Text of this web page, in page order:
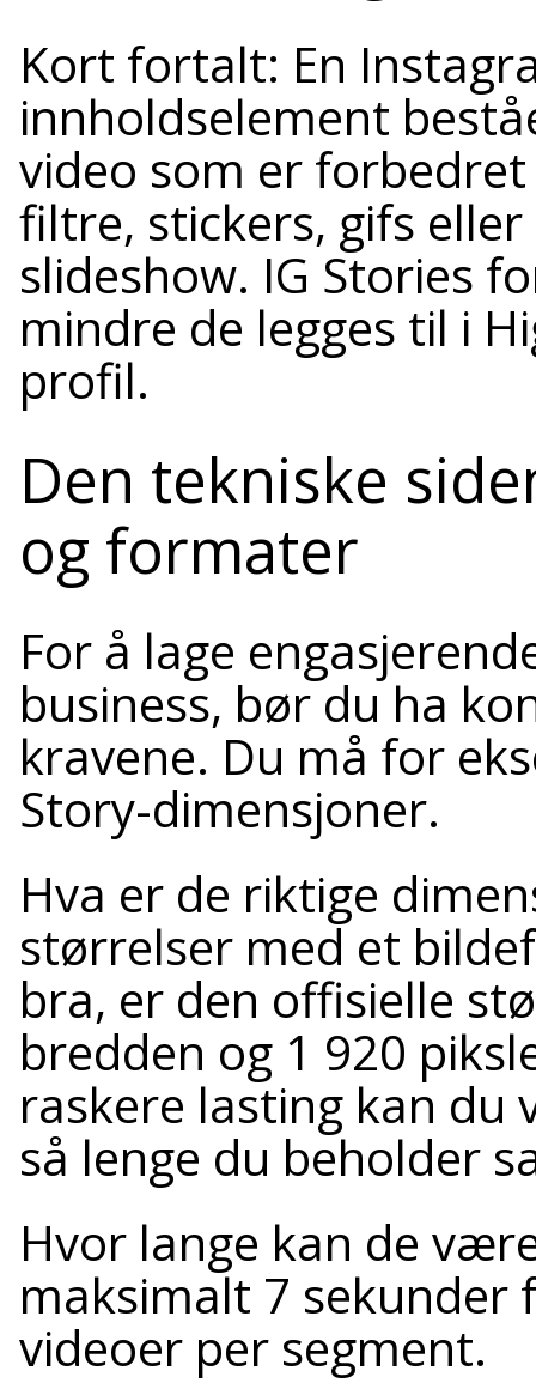
Kort fortalt: En
innholdselement
video som er
filtre, stickers, gifs
slideshow. IG Stories
mindre de legges til i
profil.
Den tekniske
og formater
For å lage
business, bør du ha
kravene. Du må for
Story-dimensjoner.
Hva er de riktige
størrelser med et
bra, er den offisielle
bredden og 1 920
raskere lasting kan du
så lenge du beholder
Hvor lange kan de
maksimalt 7 sekunder
videoer per segment.